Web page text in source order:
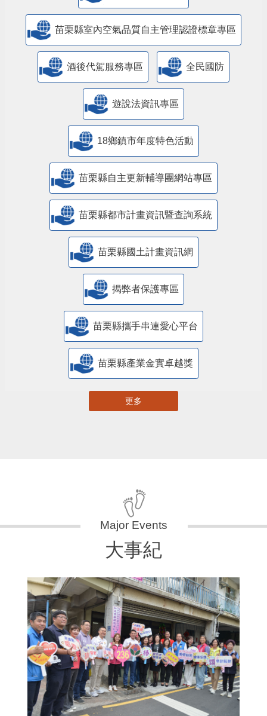
苗栗縣室內空氣品質自主管理認證標章專區
酒後代駕服務專區 全民國防
遊說法資訊專區
18鄉鎮市年度特色活動
苗栗縣自主更新輔導團網站專區
苗栗縣都市計畫資訊暨查詢系統
苗栗縣國土計畫資訊網
揭弊者保護專區
苗栗縣攜手串連愛心平台
苗栗縣產業金實卓越獎
更多
大事紀